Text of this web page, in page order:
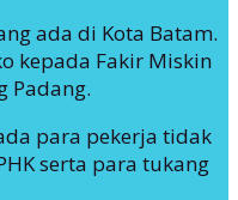
ada di Kota Batam.
kepada Fakir Miskin
Padang.
para pekerja tidak
serta para tukang